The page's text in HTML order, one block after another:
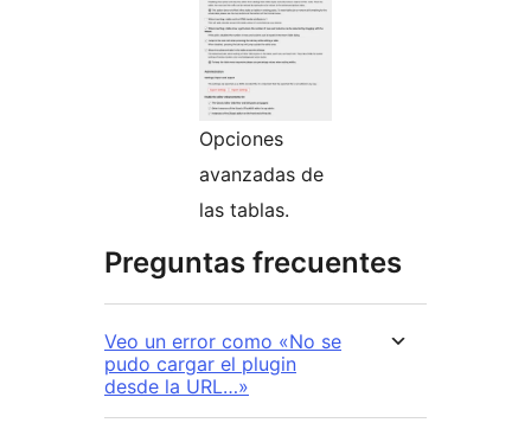
Opciones
avanzadas de
las tablas.
Preguntas frecuentes
Veo un error como «No se
pudo cargar el plugin
desde la URL…»